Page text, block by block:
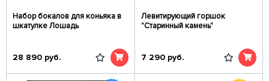
Набор бокалов для коньяка в
шкатулке Лошадь
28 890 руб.
Левитирующий горшок
"Старинный камень"
7 290 руб.